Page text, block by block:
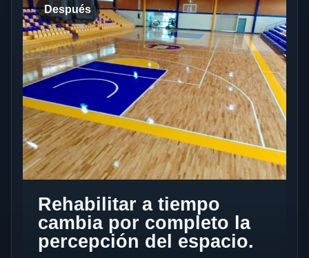
Después
Rehabilitar a tiempo
cambia por completo la
percepción del espacio.